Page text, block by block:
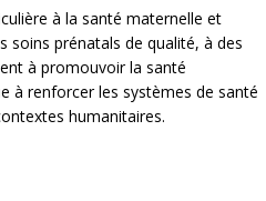
à la santé maternelle et
soins prénatals de qualité, à des
à promouvoir la santé
à renforcer les systèmes de santé
humanitaires.